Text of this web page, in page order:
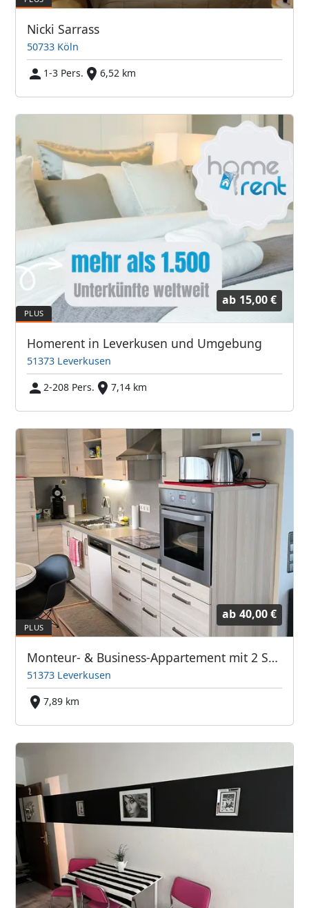
Nicki Sarrass
50733 Köln
1-3 Pers.
6,52 km
ab 15,00 €
Homerent in Leverkusen und Umgebung
51373 Leverkusen
2-208 Pers.
7,14 km
ab 40,00 €
Monteur- & Business-Appartement mit 2 Schlafzimmern & 3 Betten- für 4 Personen am BAYER-KREUZ -Sauna & Dachterrasse - 4tes OG - kein Lift -
51373 Leverkusen
7,89 km